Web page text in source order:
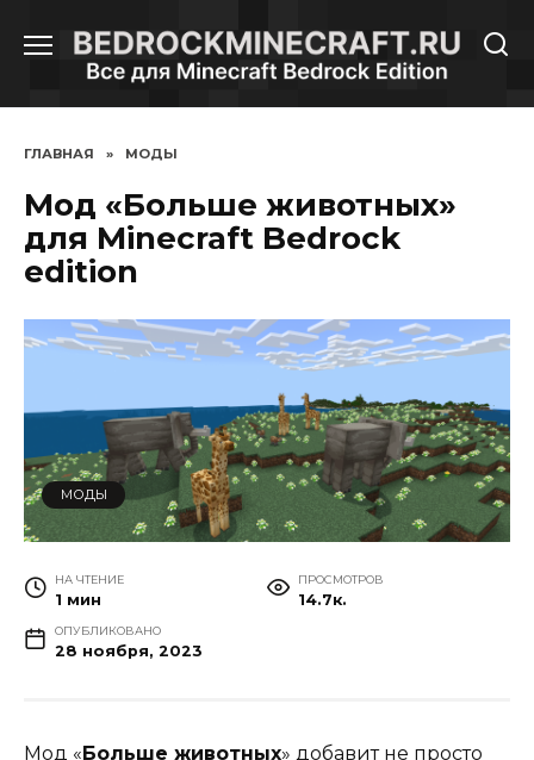
содержанию
ГЛАВНАЯ » МОДЫ
Мод «Больше животных»
для Minecraft Bedrock
edition
МОДЫ
НА ЧТЕНИЕ
1 мин
ПРОСМОТРОВ
14.7к.
ОПУБЛИКОВАНО
28 ноября, 2023
Мод «Больше животных» добавит не просто